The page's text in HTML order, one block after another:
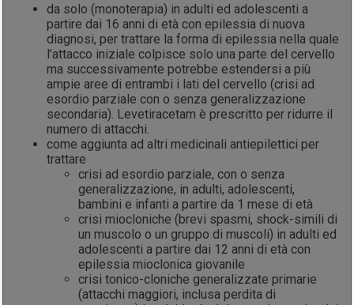
da solo (monoterapia) in adulti ed adolescenti a
partire dai 16 anni di età con epilessia di nuova
diagnosi, per trattare la forma di epilessia nella quale
l’attacco iniziale colpisce solo una parte del cervello
ma successivamente potrebbe estendersi a più
ampie aree di entrambi i lati del cervello (crisi ad
esordio parziale con o senza generalizzazione
secondaria). Levetiracetam è prescritto per ridurre il
numero di attacchi.
come aggiunta ad altri medicinali antiepilettici per
trattare
crisi ad esordio parziale, con o senza
generalizzazione, in adulti, adolescenti,
bambini e infanti a partire da 1 mese di età
crisi miocloniche (brevi spasmi, shock-simili di
un muscolo o un gruppo di muscoli) in adulti ed
adolescenti a partire dai 12 anni di età con
epilessia mioclonica giovanile
crisi tonico-cloniche generalizzate primarie
(attacchi maggiori, inclusa perdita di